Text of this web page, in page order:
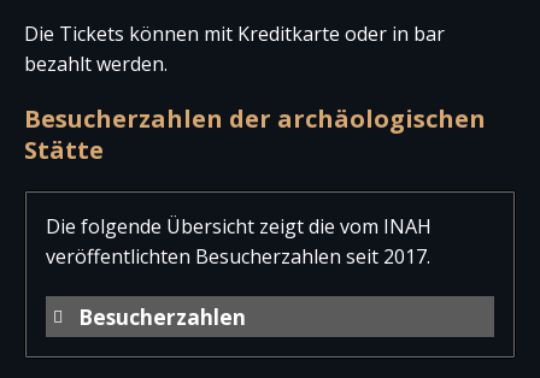
Die Tickets können mit Kreditkarte oder in bar
bezahlt werden.
Besucherzahlen der archäologischen
Stätte
Die folgende Übersicht zeigt die vom INAH
veröffentlichten Besucherzahlen seit 2017.
Besucherzahlen
Jahr
Besucher
Besucher